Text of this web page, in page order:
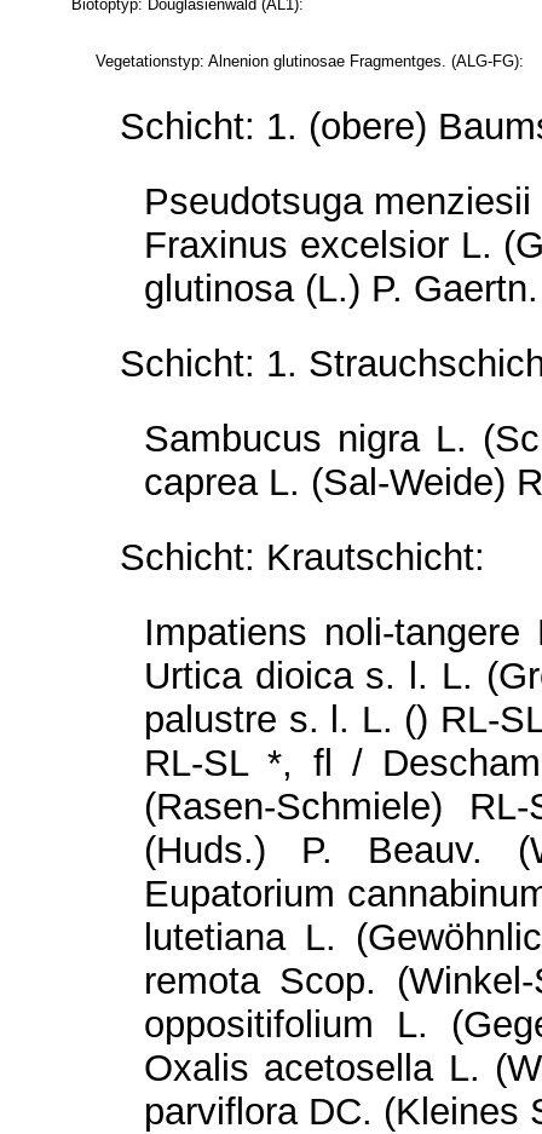
Biotoptyp: Douglasienwald (AL1):
Vegetationstyp: Alnenion glutinosae Fragmentges. (ALG-FG):
Schicht: 1. (obere)
Pseudotsuga
Fraxinus excelsior L.
glutinosa (L.) P.
Schicht: 1.
Sambucus nigra L.
caprea L. (Sal-Weide)
Schicht: Krautschicht:
Impatiens noli-
Urtica dioica s. l. L.
palustre s. l. L. () RL-
RL-SL *, fl /
(Rasen-Schmiele)
(Huds.) P. Beauv.
Eupatorium
lutetiana L.
remota Scop.
oppositifolium L.
Oxalis acetosella L.
parviflora DC. (Kleines